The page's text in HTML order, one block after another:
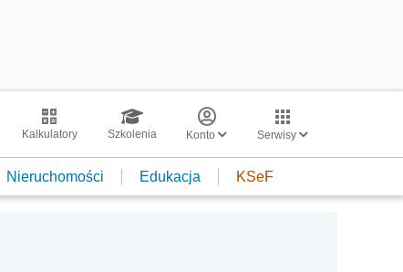
Kalkulatory Szkolenia Konto Serwisy
Nieruchomości Edukacja KSeF